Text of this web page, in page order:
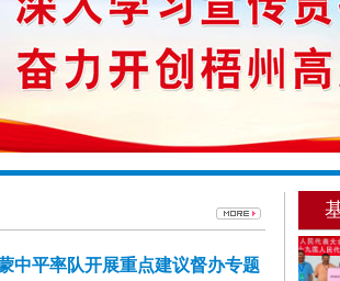
中平率队开展重点建议督办专题